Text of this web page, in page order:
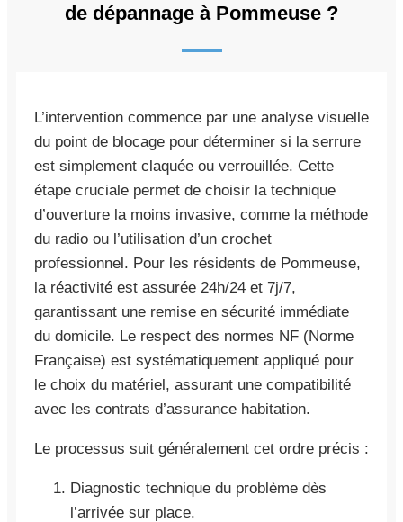
de dépannage à Pommeuse ?
L’intervention commence par une analyse visuelle
du point de blocage pour déterminer si la serrure
est simplement claquée ou verrouillée. Cette
étape cruciale permet de choisir la technique
d’ouverture la moins invasive, comme la méthode
du radio ou l’utilisation d’un crochet
professionnel. Pour les résidents de Pommeuse,
la réactivité est assurée 24h/24 et 7j/7,
garantissant une remise en sécurité immédiate
du domicile. Le respect des normes NF (Norme
Française) est systématiquement appliqué pour
le choix du matériel, assurant une compatibilité
avec les contrats d’assurance habitation.
Le processus suit généralement cet ordre précis :
Diagnostic technique du problème dès
l’arrivée sur place.